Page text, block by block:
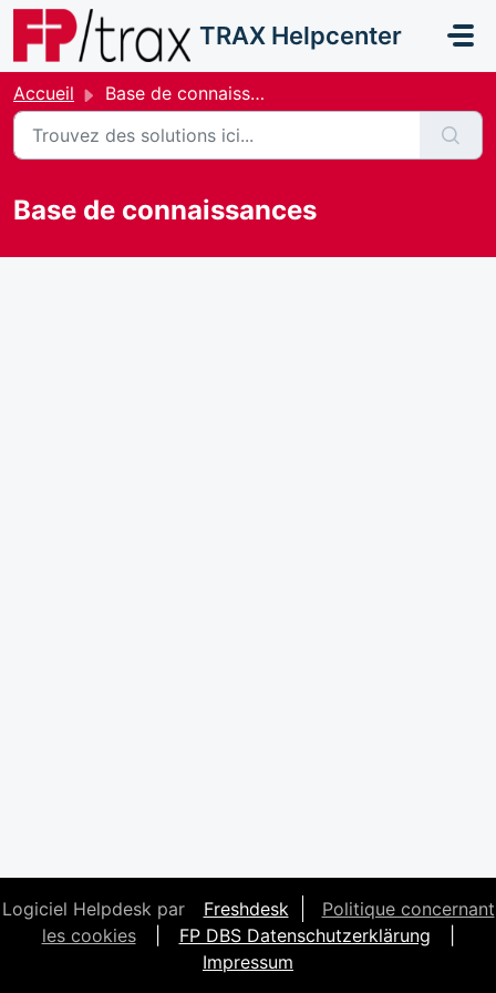
Passer au contenu principal
TRAX Helpcenter
Accueil Base de connaissances
Base de connaissances
Logiciel Helpdesk par Freshdesk
Politique concernant
les cookies
FP DBS Datenschutzerklärung
Impressum